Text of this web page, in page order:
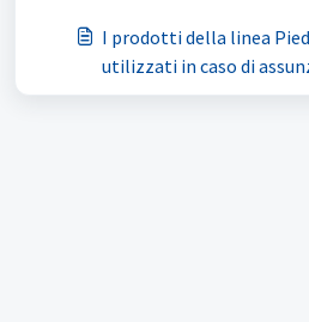
I prodotti della linea
utilizzati in caso di
anticoagulanti?